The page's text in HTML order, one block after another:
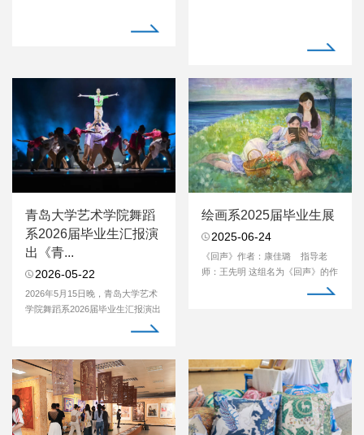
青岛大学艺术学院舞蹈
系2026届毕业生汇报演
出《青...
2026-05-22
2026年5月15日晚，青岛大学艺术
学院舞蹈系2026届毕业生汇报演出
绘画系2025届毕业生展
2025-06-24
《回声》作者：康佳璐 指导老
师：王先明 这组名为《回声》的作